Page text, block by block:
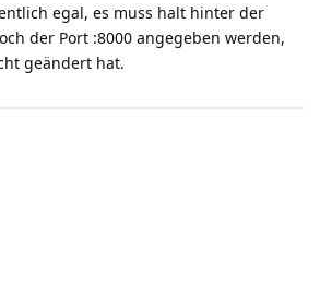
egal, es muss halt hinter der
der Port :8000 angegeben werden,
geändert hat.